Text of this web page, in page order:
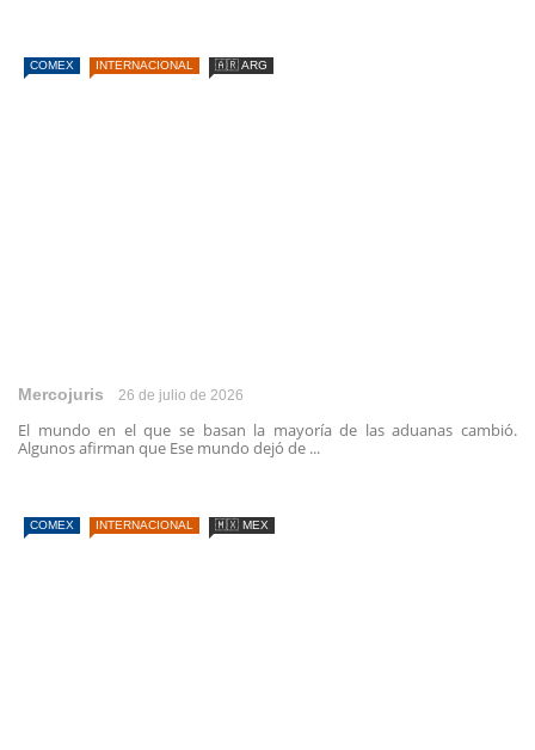
COMEX INTERNACIONAL 🇦🇷 ARG
Mercojuris 26 de julio de 2026
El mundo en el que se basan la mayoría de las aduanas cambió.
Algunos afirman que Ese mundo dejó de ...
COMEX INTERNACIONAL 🇲🇽 MEX